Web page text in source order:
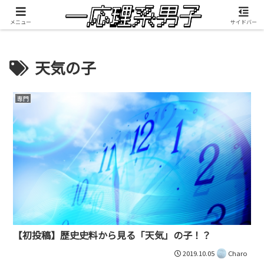
積雲が映像制作したMV『RANGEFINDER』公開中
天気の子
専門
【初投稿】歴史史料から見る「天気」の子！？
2019.10.05 Charo
メニュー サイドバー